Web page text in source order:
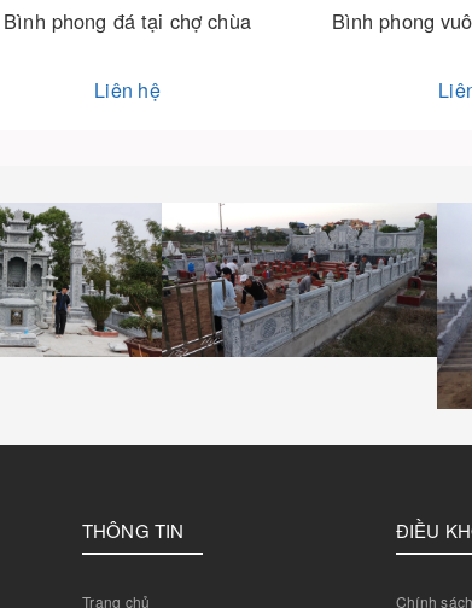
Bình phong vuông khu lăng mộ
Liên hệ
Cuốn
THÔNG TIN
Trang chủ
ĐIỀU
Chính